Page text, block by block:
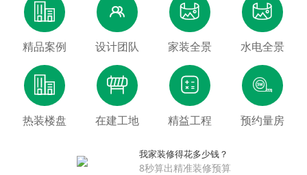

精品案例

设计团队

家装全景

水电全景

热装楼盘

在建工地

精益工程

预约量房
我家装修得花多少钱？
8秒算出精准装修预算